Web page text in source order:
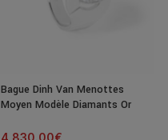
Bague Dinh Van Menottes
Moyen Modèle Diamants Or